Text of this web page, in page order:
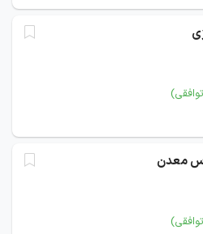
معدن